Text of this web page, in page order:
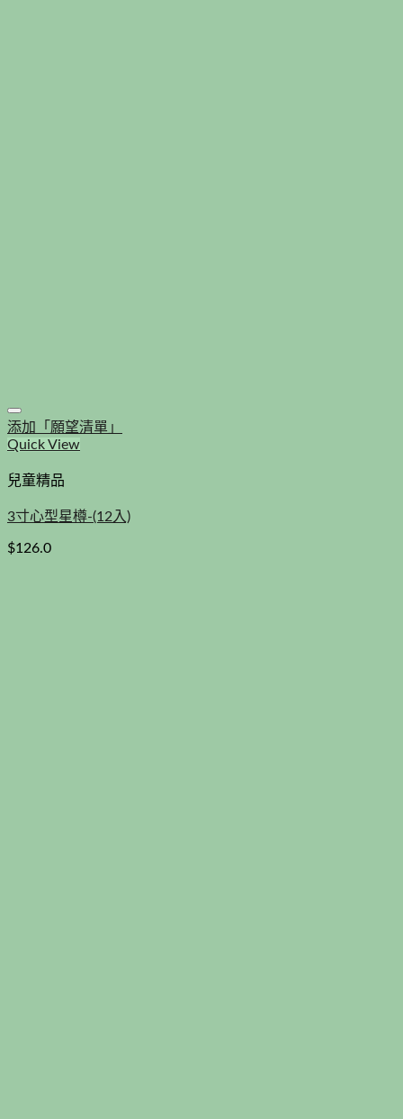
添加「願望清單」
Quick View
兒童精品
3寸心型星樽-(12入)
$126.0